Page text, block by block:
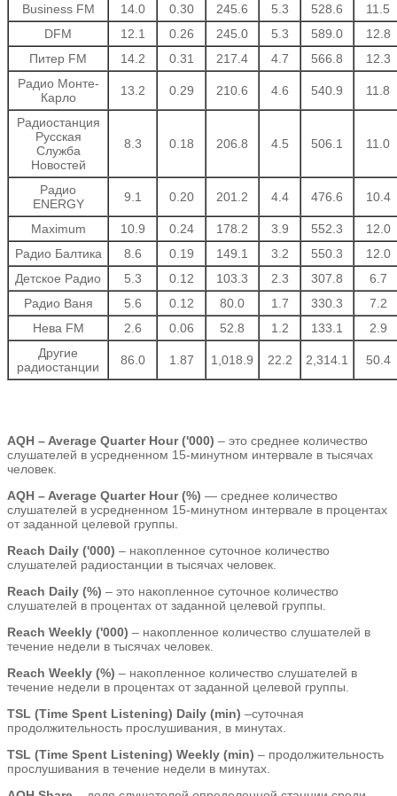
Business FM 14.0 0.30 245.6 5.3 528.6
11.5
DFM
12.1 0.26 245.0 5.3 589.0
12.8
Питер FM
14.2 0.31 217.4 4.7 566.8
12.3
Радио Монте-
Карло
13.2 0.29 210.6 4.6 540.9 11.8
Радиостанция
Русская
Служба
Новостей
8.3 0.18 206.8 4.5 506.1 11.0
Радио
ENERGY
9.1 0.20 201.2 4.4 476.6 10.4
Maximum 10.9 0.24 178.2 3.9 552.3
12.0
Радио Балтика
8.6 0.19 149.1 3.2 550.3
12.0
Детское Радио
5.3 0.12 103.3 2.3 307.8
6.7
Радио Ваня
5.6 0.12 80.0 1.7 330.3
7.2
Нева FM
2.6 0.06 52.8 1.2 133.1
2.9
Другие
радиостанции
86.0 1.87 1,018.9 22.2 2,314.1 50.4
AQH – Average Quarter Hour ('000) – это среднее количество
слушателей в усредненном 15-минутном интервале в тысячах
человек.
AQH – Average Quarter Hour (%) — среднее количество
слушателей в усредненном 15-минутном интервале в процентах
от заданной целевой группы.
Reach Daily ('000) – накопленное суточное количество
слушателей радиостанции в тысячах человек.
Reach Daily (%) – это накопленное суточное количество
слушателей в процентах от заданной целевой группы.
Reach Weekly ('000) – накопленное количество слушателей в
течение недели в тысячах человек.
Reach Weekly (%) – накопленное количество слушателей в
течение недели в процентах от заданной целевой группы.
TSL (Time Spent Listening) Daily (min) –суточная
продолжительность прослушивания, в минутах.
TSL (Time Spent Listening) Weekly (min) – продолжительность
прослушивания в течение недели в минутах.